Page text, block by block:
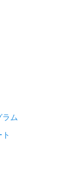
ラム